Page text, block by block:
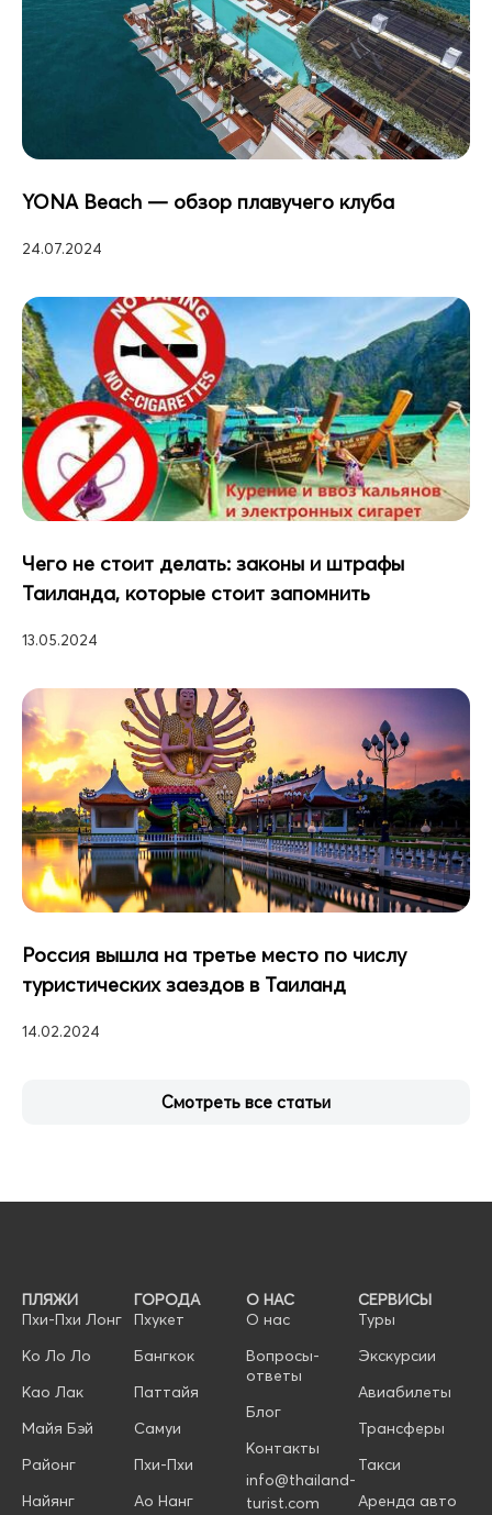
YONA Beach — обзор плавучего клуба
24.07.2024
Чего не стоит делать: законы и штрафы
Таиланда, которые стоит запомнить
13.05.2024
Россия вышла на третье место по числу
туристических заездов в Таиланд
14.02.2024
Смотреть все статьи
ПЛЯЖИ
Пхи-Пхи Лонг
Ко Ло Ло
Као Лак
Майя Бэй
Районг
Найянг
ГОРОДА
Пхукет
Бангкок
Паттайя
Самуи
Пхи-Пхи
Ао Нанг
О НАС
О нас
Вопросы-
ответы
Блог
Контакты
info@thailand-
turist.com
СЕРВИСЫ
Туры
Экскурсии
Авиабилеты
Трансферы
Такси
Аренда авто